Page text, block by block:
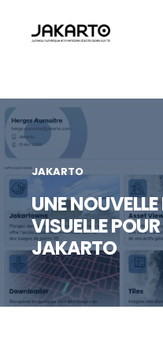
JAKARTO
UNE
VISUELLE
JAKARTO